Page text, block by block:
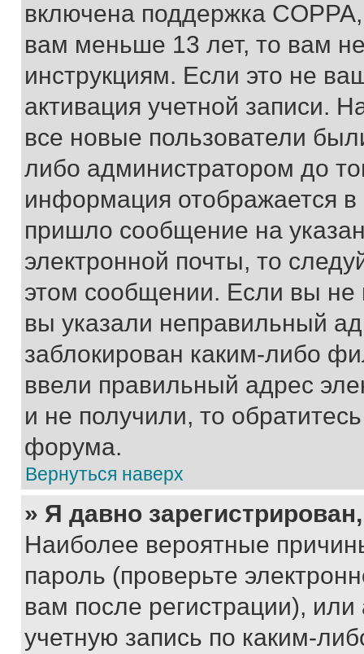
включена поддержка
вам меньше 13 лет, то вам
инструкциям. Если это не
активация учетной записи.
все новые пользователи
либо администратором до
информация отображается
пришло сообщение на
электронной почты, то
этом сообщении. Если вы
вы указали неправильный
заблокирован каким-либо
ввели правильный адрес
и не получили, то
форума.
Вернуться наверх
» Я давно
Наиболее вероятные
пароль (проверьте
вам после регистрации),
учетную запись по каким-